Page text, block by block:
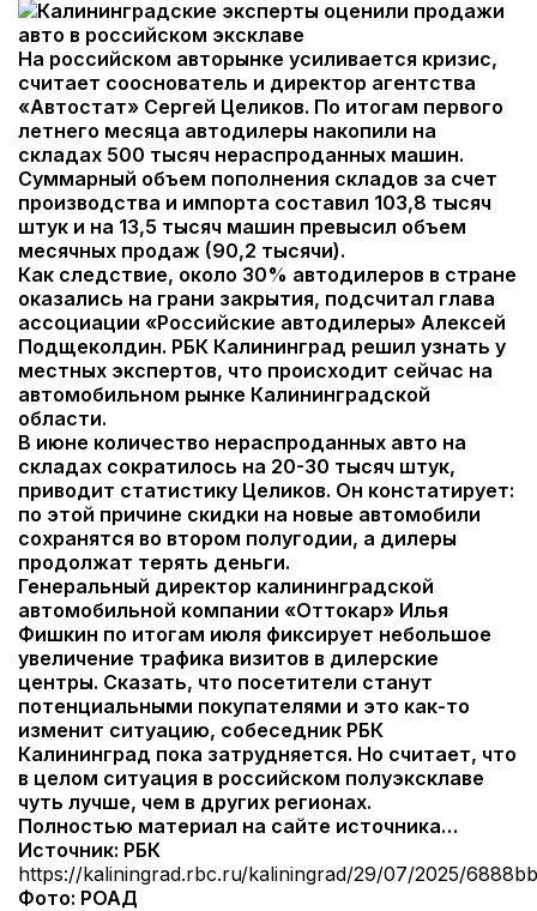
На российском авторынке усиливается кризис,
считает сооснователь и директор агентства
«Автостат» Сергей Целиков. По итогам первого
летнего месяца автодилеры накопили на
складах 500 тысяч нераспроданных машин.
Суммарный объем пополнения складов за счет
производства и импорта составил 103,8 тысяч
штук и на 13,5 тысяч машин превысил объем
месячных продаж (90,2 тысячи).
Как следствие, около 30% автодилеров в стране
оказались на грани закрытия, подсчитал глава
ассоциации «Российские автодилеры» Алексей
Подщеколдин. РБК Калининград решил узнать у
местных экспертов, что происходит сейчас на
автомобильном рынке Калининградской
области.
В июне количество нераспроданных авто на
складах сократилось на 20-30 тысяч штук,
приводит статистику Целиков. Он констатирует:
по этой причине скидки на новые автомобили
сохранятся во втором полугодии, а дилеры
продолжат терять деньги.
Генеральный директор калининградской
автомобильной компании «Оттокар» Илья
Фишкин по итогам июля фиксирует небольшое
увеличение трафика визитов в дилерские
центры. Сказать, что посетители станут
потенциальными покупателями и это как-то
изменит ситуацию, собеседник РБК
Калининград пока затрудняется. Но считает, что
в целом ситуация в российском полуэксклаве
чуть лучше, чем в других регионах.
Полностью материал на сайте источника…
Источник: РБК
https://kaliningrad.rbc.ru/kaliningrad/29/07/2025/
Фото: РОАД